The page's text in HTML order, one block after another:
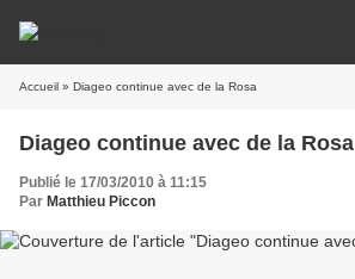
Accueil » Diageo continue avec de la Rosa
Diageo continue avec de la Rosa
Publié le 17/03/2010 à 11:15
Par Matthieu Piccon